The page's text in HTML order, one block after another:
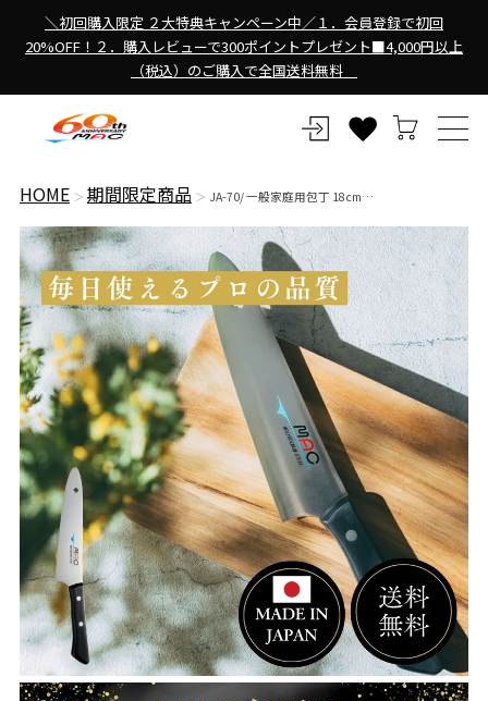
＼初回購入限定 ２大特典キャンペーン中／１．会員登録で初回
20%OFF！２．購入レビューで300ポイントプレゼント■4,000円以上
（税込）のご購入で全国送料無料
HOME 期間限定商品 JA-70/ 一般家庭用包丁 18cm…